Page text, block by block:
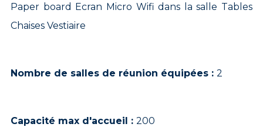
Paper board Ecran Micro Wifi dans la salle Tables
Chaises Vestiaire
Nombre de salles de réunion équipées : 2
Capacité max d'accueil : 200